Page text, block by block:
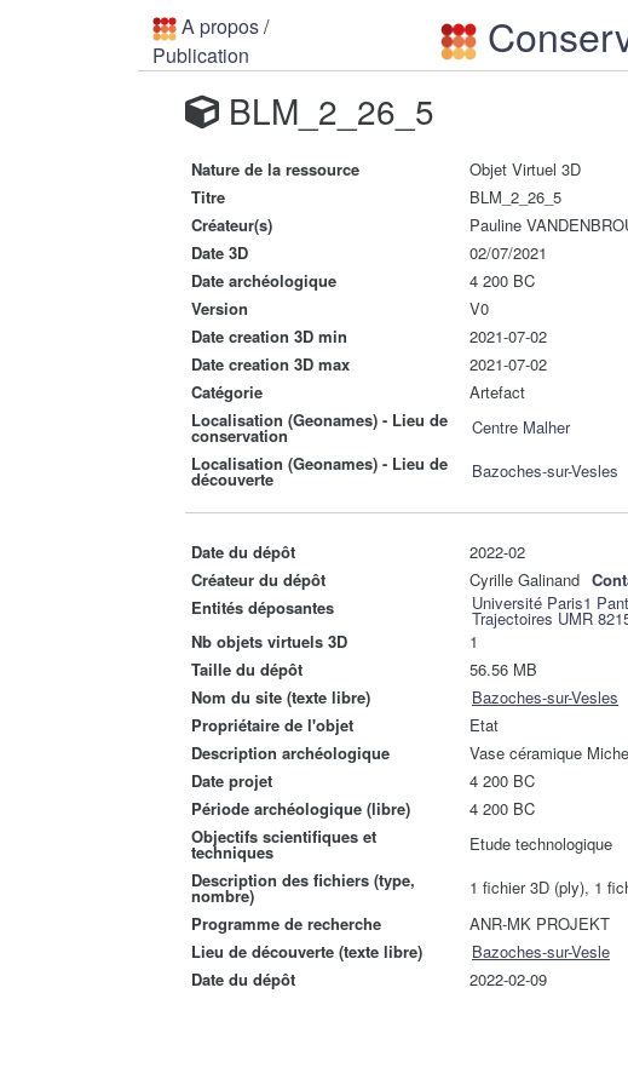
A propos/
Publication
BLM_2_26_5
Nature de la ressource
Objet Virtuel 3D
Titre
BLM_2_26_5
Créateur(s)
Pauline
Date 3D
02/07/2021
Date archéologique
4 200 BC
Version
V0
Date creation 3D min
2021-07-02
Date creation 3D max
2021-07-02
Catégorie
Artefact
Localisation (Geonames) - Lieu de
conservation
Centre Malher
Localisation (Geonames) - Lieu de
découverte Bazoches-sur-Vesles
Date du dépôt
2022-02
Créateur du dépôt
Cyrille Galinand
Entités déposantes
Université Paris1
Trajectoires UMR
Nb objets virtuels 3D
1
Taille du dépôt
56.56 MB
Nom du site (texte libre)
Bazoches-sur-Vesles
Propriétaire de l'objet
Etat
Description archéologique
Vase céramique
Date projet
4 200 BC
Période archéologique (libre)
4 200 BC
Objectifs scientifiques et
techniques
Etude technologique
Description des fichiers (type,
nombre)
1 fichier 3D (ply), 1
Programme de recherche
ANR-MK PROJEKT
Lieu de découverte (texte libre)
Bazoches-sur-Vesle
Date du dépôt
2022-02-09